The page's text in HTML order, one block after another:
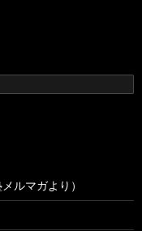
ルマガより）